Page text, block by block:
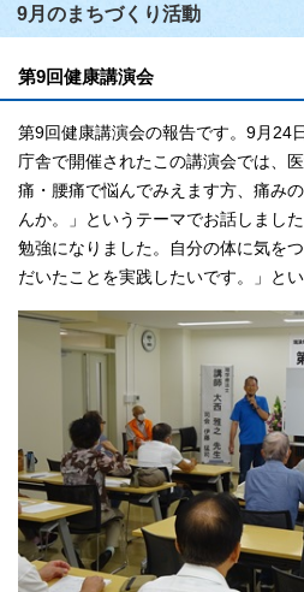
9月のまちづくり活動
第9回健康講演会
第9回健康講演会の報告です。9月24
庁舎で開催されたこの講演会では、
痛・腰痛で悩んでみえます方、痛み
んか。」というテーマでお話しまし
勉強になりました。自分の体に気を
だいたことを実践したいです。」と